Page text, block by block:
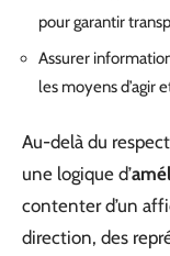
pour garantir
Assurer
les moyens d’agir
Au-delà du
une logique d’
contenter d’un
direction, des